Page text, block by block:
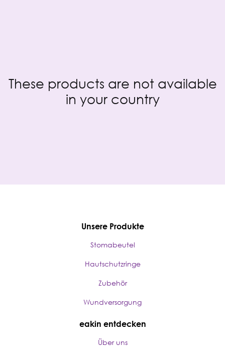
These products are not available
in your country
Unsere Produkte
Stomabeutel
Hautschutzringe
Zubehör
Wundversorgung
eakin entdecken
Über uns